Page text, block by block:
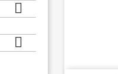

